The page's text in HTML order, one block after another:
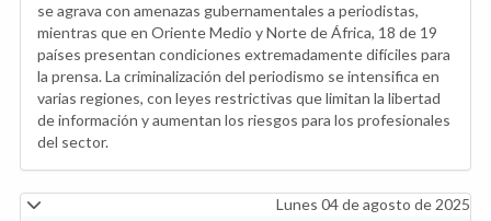
se agrava con amenazas gubernamentales a periodistas,
mientras que en Oriente Medio y Norte de África, 18 de 19
países presentan condiciones extremadamente difíciles para
la prensa. La criminalización del periodismo se intensifica en
varias regiones, con leyes restrictivas que limitan la libertad
de información y aumentan los riesgos para los profesionales
del sector.
Lunes 04 de agosto de 2025